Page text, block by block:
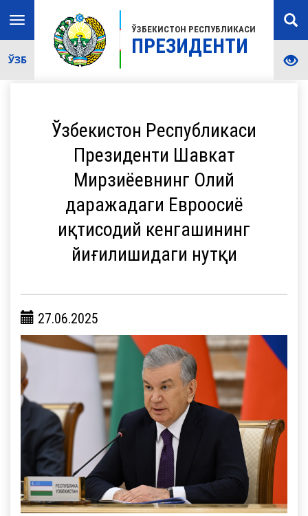
ЎЗБЕКИСТОН РЕСПУБЛИКАСИ
ПРЕЗИДЕНТИ
Toggle
navigation
ЎЗБ
Ўзбекистон Республикаси
Президенти Шавкат
Мирзиёевнинг Олий
даражадаги Евроосиё
иқтисодий кенгашининг
йиғилишидаги нутқи
27.06.2025